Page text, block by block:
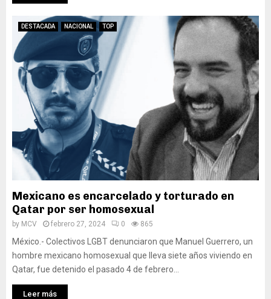
DESTACADA NACIONAL TOP
Mexicano es encarcelado y torturado en
Qatar por ser homosexual
by MCV febrero 27, 2024 0 865
México.- Colectivos LGBT denunciaron que Manuel Guerrero, un
hombre mexicano homosexual que lleva siete años viviendo en
Qatar, fue detenido el pasado 4 de febrero...
Leer más